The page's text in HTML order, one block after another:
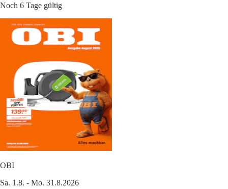
Noch 6 Tage gültig
OBI
Sa. 1.8. - Mo. 31.8.2026